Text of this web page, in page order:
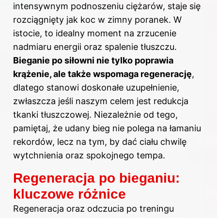
intensywnym podnoszeniu ciężarów, staje się
rozciągnięty jak koc w zimny poranek. W
istocie, to idealny moment na zrzucenie
nadmiaru energii oraz spalenie tłuszczu.
Bieganie po siłowni nie tylko poprawia
krążenie, ale także wspomaga regenerację,
dlatego stanowi doskonałe uzupełnienie,
zwłaszcza jeśli naszym celem jest redukcja
tkanki tłuszczowej. Niezależnie od tego,
pamiętaj, że udany bieg nie polega na łamaniu
rekordów, lecz na tym, by dać ciału chwilę
wytchnienia oraz spokojnego tempa.
Regeneracja po bieganiu:
kluczowe różnice
Regeneracja oraz odczucia po treningu